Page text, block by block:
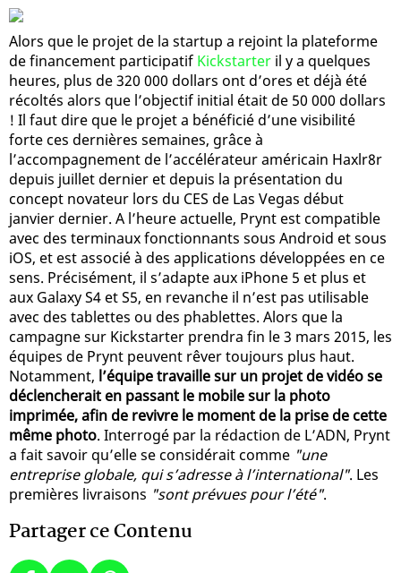
Alors que le projet de la startup a rejoint la plateforme
de financement participatif Kickstarter il y a quelques
heures, plus de 320 000 dollars ont d’ores et déjà été
récoltés alors que l’objectif initial était de 50 000 dollars
! Il faut dire que le projet a bénéficié d’une visibilité
forte ces dernières semaines, grâce à
l’accompagnement de l’accélérateur américain Haxlr8r
depuis juillet dernier et depuis la présentation du
concept novateur lors du CES de Las Vegas début
janvier dernier. A l’heure actuelle, Prynt est compatible
avec des terminaux fonctionnants sous Android et sous
iOS, et est associé à des applications développées en ce
sens. Précisément, il s’adapte aux iPhone 5 et plus et
aux Galaxy S4 et S5, en revanche il n’est pas utilisable
avec des tablettes ou des phablettes. Alors que la
campagne sur Kickstarter prendra fin le 3 mars 2015, les
équipes de Prynt peuvent rêver toujours plus haut.
Notamment, l’équipe travaille sur un projet de vidéo se
déclencherait en passant le mobile sur la photo
imprimée, afin de revivre le moment de la prise de cette
même photo. Interrogé par la rédaction de L’ADN, Prynt
a fait savoir qu’elle se considérait comme "une
entreprise globale, qui s’adresse à l’international". Les
premières livraisons "sont prévues pour l’été".
Partager ce Contenu